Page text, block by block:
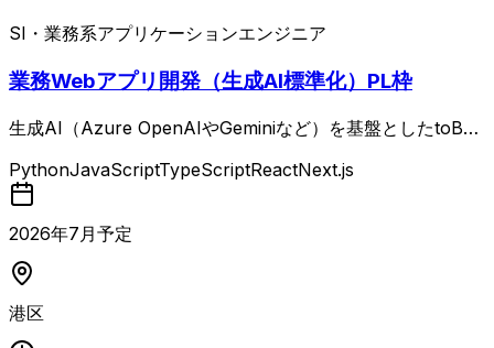
SI・業務系アプリケーションエンジニア
業務Webアプリ開発（生成AI標準化）PL枠
生成AI（Azure OpenAIやGeminiなど）を基盤としたtoB向
トベースではなく、プリセットプロンプトを多数備えつつ、
顧客が業務特性に合わせて柔軟にカスタマイズ可能な非チャ
ット形式のWebアプリを開発します。 顧客ごとに最適化し
たWebアプリに自社独自プラグインを組み合わせ、業務ニ
ーズに深く応えるソリューションを提供しており、設計〜開
PythonJavaScriptTypeScriptReactNext.js
2026年7 月予定
港区